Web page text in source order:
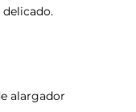
alargador